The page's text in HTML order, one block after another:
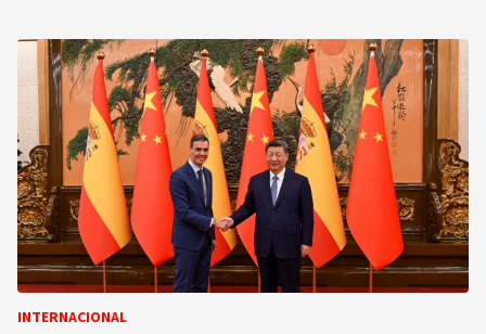
INTERNACIONAL